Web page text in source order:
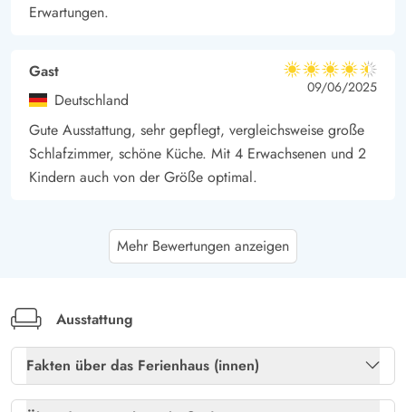
km entfernte Hafenörtchen Hvide Sande und genießt ein
Erwartungen.
Gast
Deutschland
4.5 von 5
4.5 von 5
4.5 out of 5
09/06/2025
Gute Ausstattung, sehr gepflegt, vergleichsweise große
Schlafzimmer, schöne Küche. Mit 4 Erwachsenen und 2
Kindern auch von der Größe optimal.
Deutschland
5 von 5
5 out of 5
ausgestattete Küche.
Laura Meyer
Deutschland
5 von 5
Mehr Bewertungen anzeigen
Ausstattung
Fakten über das Ferienhaus (innen)
Freies Glasfasernetz
Ja